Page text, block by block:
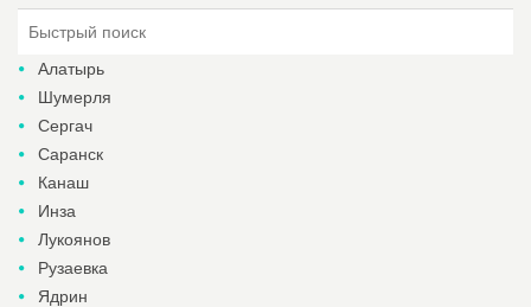
Алатырь
Шумерля
Сергач
Саранск
Канаш
Инза
Лукоянов
Рузаевка
Ядрин